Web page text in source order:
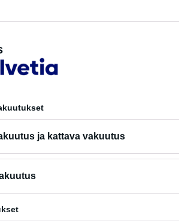
ja kattava vakuutus